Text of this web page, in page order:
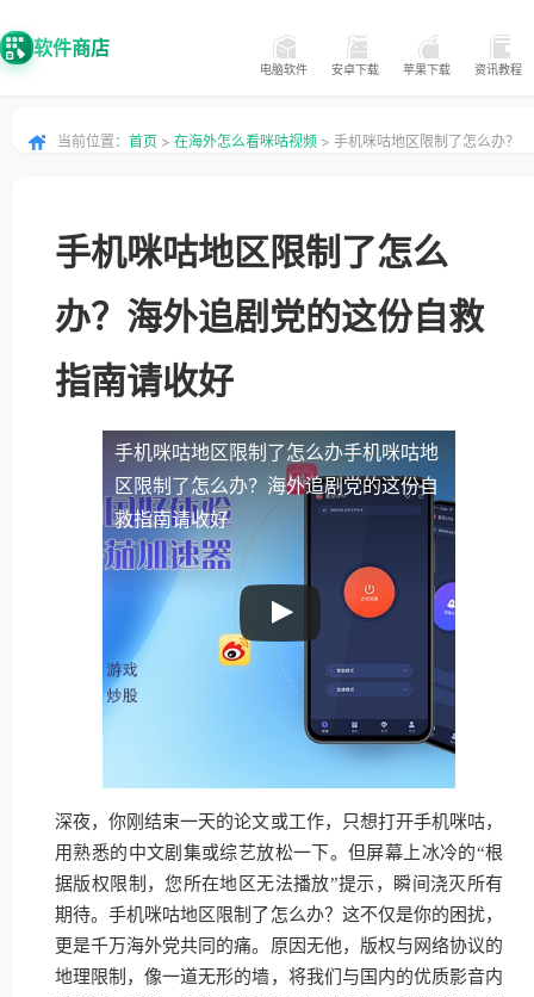
软件商店
电脑软件 安卓下载 苹果下载 资讯教程
当前位置： 首页 > 在海外怎么看咪咕视频 > 手机咪咕地区限制了怎么办？
手机咪咕地区限制了怎么
办？海外追剧党的这份自救
指南请收好
手机咪咕地区限制了怎么办手机咪咕地
区限制了怎么办？海外追剧党的这份自
救指南请收好
深夜，你刚结束一天的论文或工作，只想打开手机咪咕，
用熟悉的中文剧集或综艺放松一下。但屏幕上冰冷的“根
据版权限制，您所在地区无法播放”提示，瞬间浇灭所有
期待。手机咪咕地区限制了怎么办？这不仅是你的困扰，
更是千万海外党共同的痛。原因无他，版权与网络协议的
地理限制，像一道无形的墙，将我们与国内的优质影音内